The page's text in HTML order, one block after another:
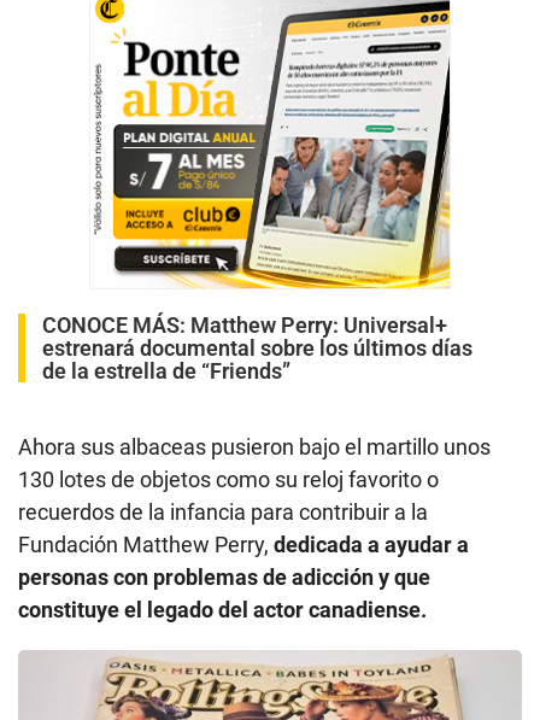
CONOCE MÁS: Matthew Perry: Universal+
estrenará documental sobre los últimos días
de la estrella de “Friends”
Ahora sus albaceas pusieron bajo el martillo unos
130 lotes de objetos como su reloj favorito o
recuerdos de la infancia para contribuir a la
Fundación Matthew Perry, dedicada a ayudar a
personas con problemas de adicción y que
constituye el legado del actor canadiense.